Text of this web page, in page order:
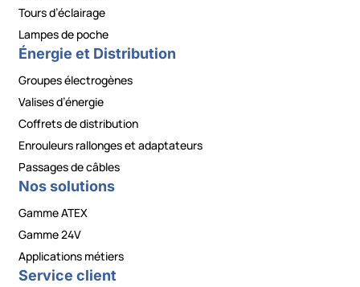
Tours d’éclairage
Lampes de poche
Énergie et Distribution
Groupes électrogènes
Valises d’énergie
Coffrets de distribution
Enrouleurs rallonges et adaptateurs
Passages de câbles
Nos solutions
Gamme ATEX
Gamme 24V
Applications métiers
Service client